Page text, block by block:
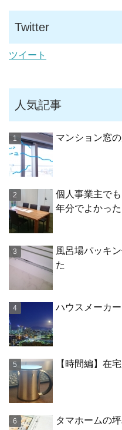
Twitter
ツイート
人気記事
マンション窓
個人事業主で
年分でよかった
風呂場パッキ
た
ハウスメーカ
【時間編】在
タマホームの